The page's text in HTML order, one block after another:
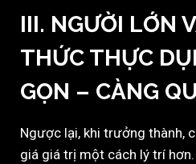
III. NGƯỜI LỚN
THỨC THỰC
GỌN – CÀNG
Ngược lại, khi trưởng thành,
giá giá trị một cách lý trí